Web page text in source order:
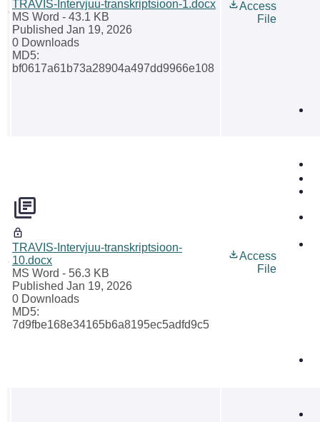
TRAVIS-Intervjuu-transkriptsioon-1.docx
MS Word - 43.1 KB
Published Jan 19, 2026
0 Downloads
MD5:
bf0617a61b73a28904a497dd9966e108
Access
File
TRAVIS-Intervjuu-transkriptsioon-
10.docx
MS Word - 56.3 KB
Published Jan 19, 2026
0 Downloads
MD5:
7d9fbe168e34165b6a8195ec5adfd9c5
Access
File